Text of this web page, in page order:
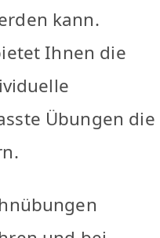
kann.
Ihnen die
Übungen die